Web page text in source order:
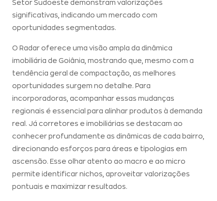
Setor Sudoeste demonstram valorizações
significativas, indicando um mercado com
oportunidades segmentadas.
O Radar oferece uma visão ampla da dinâmica
imobiliária de Goiânia, mostrando que, mesmo com a
tendência geral de compactação, as melhores
oportunidades surgem no detalhe. Para
incorporadoras, acompanhar essas mudanças
regionais é essencial para alinhar produtos à demanda
real. Já corretores e imobiliárias se destacam ao
conhecer profundamente as dinâmicas de cada bairro,
direcionando esforços para áreas e tipologias em
ascensão. Esse olhar atento ao macro e ao micro
permite identificar nichos, aproveitar valorizações
pontuais e maximizar resultados.